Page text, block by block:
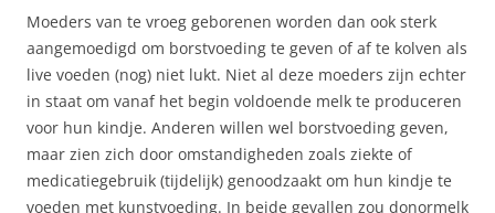
Moeders van te vroeg geborenen worden dan ook sterk
aangemoedigd om borstvoeding te geven of af te kolven als
live voeden (nog) niet lukt. Niet al deze moeders zijn echter
in staat om vanaf het begin voldoende melk te produceren
voor hun kindje. Anderen willen wel borstvoeding geven,
maar zien zich door omstandigheden zoals ziekte of
medicatiegebruik (tijdelijk) genoodzaakt om hun kindje te
voeden met kunstvoeding. In beide gevallen zou donormelk